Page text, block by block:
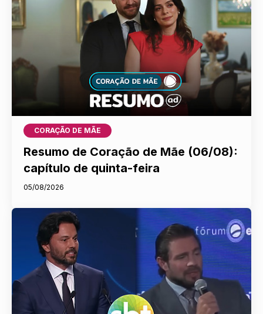
CORAÇÃO DE MÃE
Resumo de Coração de Mãe (06/08):
capítulo de quinta-feira
05/08/2026